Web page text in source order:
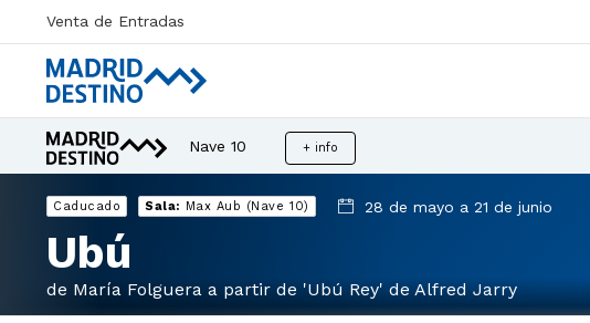
Venta de Entradas
Nave 10 + info
Caducado Sala: Max Aub (Nave 10) 28 de mayo a 21 de junio
Ubú
de María Folguera a partir de 'Ubú Rey' de Alfred Jarry